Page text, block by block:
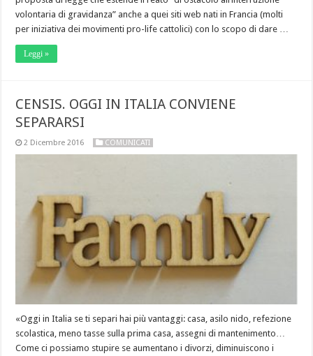
volontaria di gravidanza” anche a quei siti web nati in Francia (molti
per iniziativa dei movimenti pro-life cattolici) con lo scopo di dare …
Leggi »
CENSIS. OGGI IN ITALIA CONVIENE
SEPARARSI
2 Dicembre 2016 COMUNICATI
«Oggi in Italia se ti separi hai più vantaggi: casa, asilo nido, refezione
scolastica, meno tasse sulla prima casa, assegni di mantenimento…
Come ci possiamo stupire se aumentano i divorzi, diminuiscono i